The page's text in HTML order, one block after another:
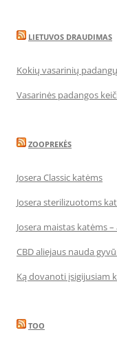
LIETUVOS DRAUDIMAS
Kokių vasarinių
Vasarinės padangos
ZOOPREKĖS
Josera Classic katėms
Josera sterilizuotoms
Josera maistas katėms
CBD aliejaus nauda
Ką dovanoti įsigijusiam
TOO